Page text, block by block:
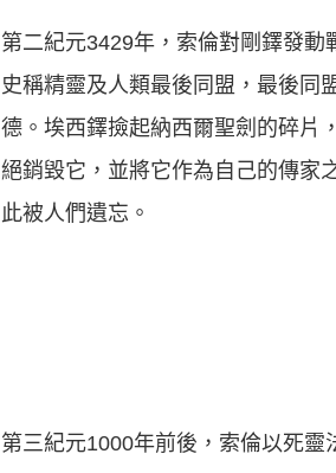
第二紀元3429年，索倫對剛鐸發動
史稱精靈及人類最後同盟，最後同
德。埃西鐸撿起納西爾聖劍的碎片
絕銷毀它，並將它作為自己的傳家
此被人們遺忘。
第三紀元1000年前後，索倫以死